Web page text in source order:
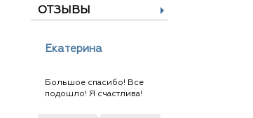
ОТЗЫВЫ
Екатерина
Большое спасибо! Все
подошло! Я счастлива!